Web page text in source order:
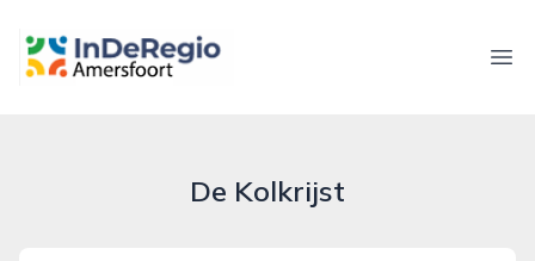
inderegioamersfoort.nl
De Kolkrijst